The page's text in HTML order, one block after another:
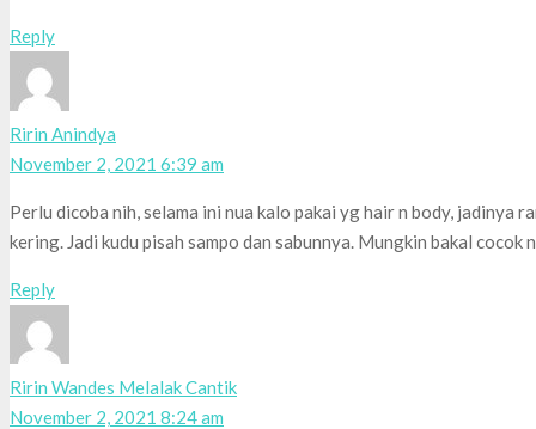
Reply
Ririn Anindya
November 2, 2021 6:39 am
Perlu dicoba nih, selama ini nua kalo pakai yg hair n body, jadinya
kering. Jadi kudu pisah sampo dan sabunnya. Mungkin bakal cocok
Reply
Ririn Wandes Melalak Cantik
November 2, 2021 8:24 am